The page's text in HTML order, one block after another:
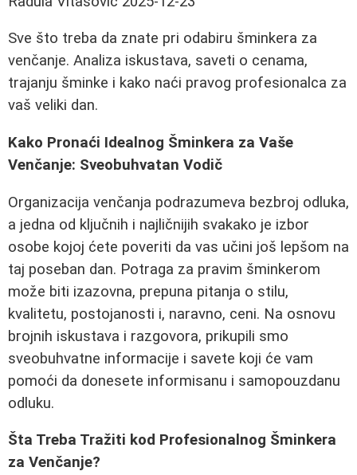
Sve što treba da znate pri odabiru šminkera za
venčanje. Analiza iskustava, saveti o cenama,
trajanju šminke i kako naći pravog profesionalca za
vaš veliki dan.
Kako Pronaći Idealnog Šminkera za Vaše
Venčanje: Sveobuhvatan Vodič
Organizacija venčanja podrazumeva bezbroj odluka,
a jedna od ključnih i najličnijih svakako je izbor
osobe kojoj ćete poveriti da vas učini još lepšom na
taj poseban dan. Potraga za pravim šminkerom
može biti izazovna, prepuna pitanja o stilu,
kvalitetu, postojanosti i, naravno, ceni. Na osnovu
brojnih iskustava i razgovora, prikupili smo
sveobuhvatne informacije i savete koji će vam
pomoći da donesete informisanu i samopouzdanu
odluku.
Šta Treba Tražiti kod Profesionalnog Šminkera
za Venčanje?